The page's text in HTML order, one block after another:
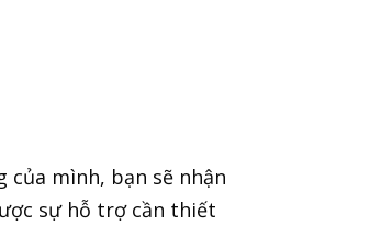
của mình, bạn sẽ nhận
sự hỗ trợ cần thiết